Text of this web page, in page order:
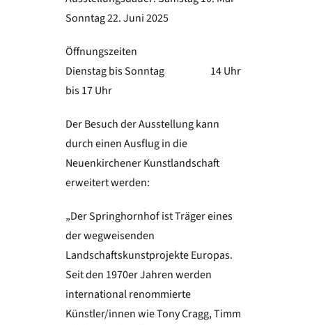
Sonntag 22. Juni 2025
Öffnungszeiten
Dienstag bis Sonntag 14 Uhr
bis 17 Uhr
Der Besuch der Ausstellung kann
durch einen Ausflug in die
Neuenkirchener Kunstlandschaft
erweitert werden:
„Der Springhornhof ist Träger eines
der wegweisenden
Landschaftskunstprojekte Europas.
Seit den 1970er Jahren werden
international renommierte
Künstler/innen wie Tony Cragg, Timm